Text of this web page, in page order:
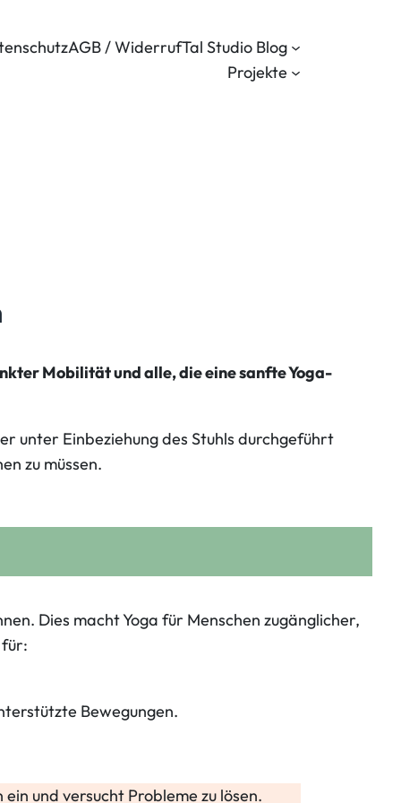
AGB / WiderrufTal Studio Blog
Projekte
Mobilität und alle, die eine sanfte Yoga-
unter Einbeziehung des Stuhls durchgeführt
zu müssen.
Dies macht Yoga für Menschen zugänglicher,
Bewegungen.
und versucht Probleme zu lösen.